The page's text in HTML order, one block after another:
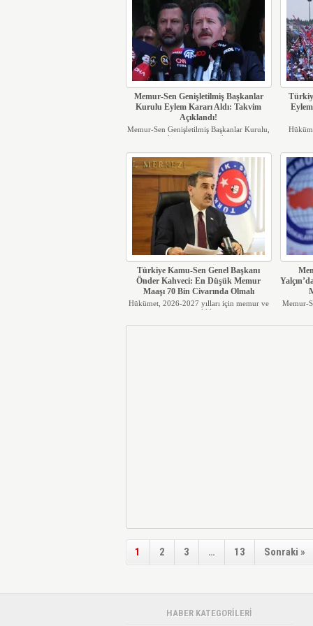
Memur-Sen Genişletilmiş Başkanlar
Kurulu Eylem Kararı Aldı: Takvim
Açıklandı!
Memur-Sen Genişletilmiş Başkanlar Kurulu,
kamu işverenin il...
Türkiye Kamu-Sen Genel Başkanı
Önder Kahveci: En Düşük Memur
Maaşı 70 Bin Civarında Olmalı
Hükümet, 2026-2027 yılları için memur ve
memur emeklilerine...
Memur-
1 2 3 … 13 Sonraki »
HABER KATEGORİLERİ